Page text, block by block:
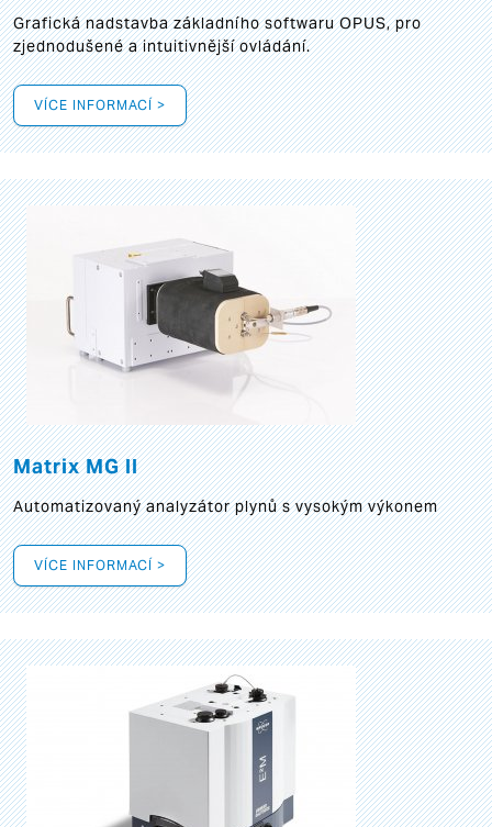
Grafickánadstavba základního softwaru OPUS, pro
zjednodušené a intuitivnější ovládání.
VÍCE INFORMACÍ >
Matrix MG II
Automatizovaný analyzátor plynů s vysokým výkonem
VÍCE INFORMACÍ >